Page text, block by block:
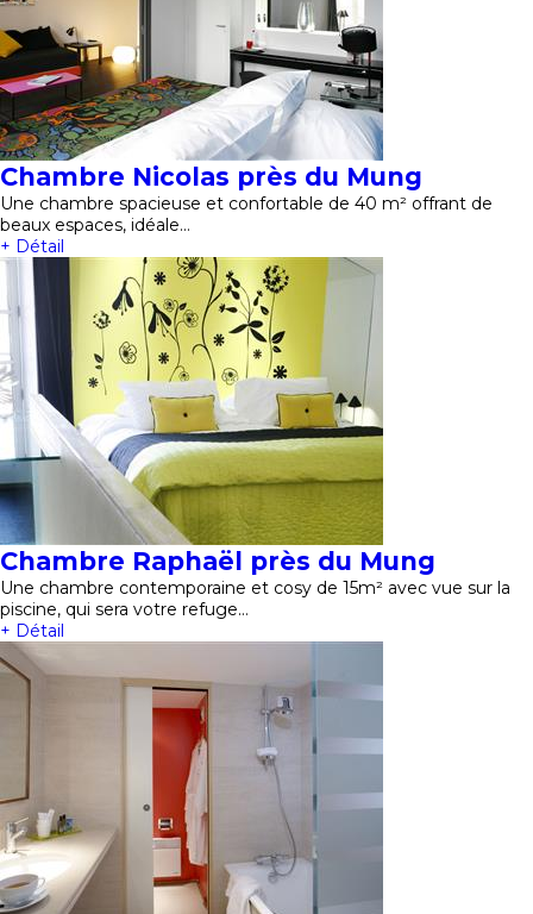
Chambre Nicolas près du Mung
Une chambre spacieuse et confortable de 40 m² offrant de
beaux espaces, idéale…
+ Détail
Chambre Raphaël près du Mung
Une chambre contemporaine et cosy de 15m² avec vue sur la
piscine, qui sera votre refuge…
+ Détail